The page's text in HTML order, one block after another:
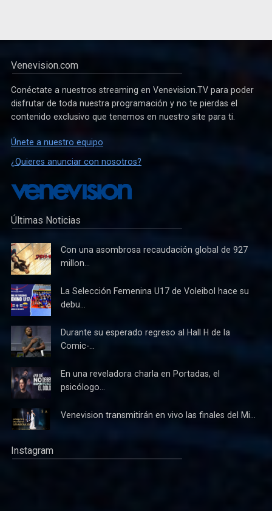
Venevision.com
Conéctate a nuestros streaming en Venevision.TV para poder
disfrutar de toda nuestra programación y no te pierdas el
contenido exclusivo que tenemos en nuestro site para ti.
Únete a nuestro equipo
¿Quieres anunciar con nosotros?
Últimas Noticias
Con una asombrosa recaudación global de 927
millon...
La Selección Femenina U17 de Voleibol hace su
debu...
Durante su esperado regreso al Hall H de la
Comic-...
En una reveladora charla en Portadas, el
psicólogo...
Venevision transmitirán en vivo las finales del Mi...
Instagram